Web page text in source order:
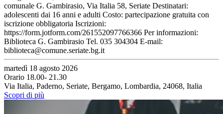
comunale G. Gambirasio, Via Italia 58, Seriate Destinatari:
adolescenti dai 16 anni e adulti Costo: partecipazione gratuita con
iscrizione obbligatoria Iscrizioni:
https://form.jotform.com/261552097766366 Per informazioni:
Biblioteca G. Gambirasio Tel. 035 304304 E-mail:
biblioteca@comune.seriate.bg.it
martedì 18 agosto 2026
Orario 18.00- 21.30
Via Italia, Paderno, Seriate, Bergamo, Lombardia, 24068, Italia
Scopri di più